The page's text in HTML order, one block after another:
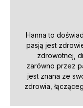
Hanna to
pasją jest
zdrowotnej,
zarówno przez
jest znana ze
zdrowia,